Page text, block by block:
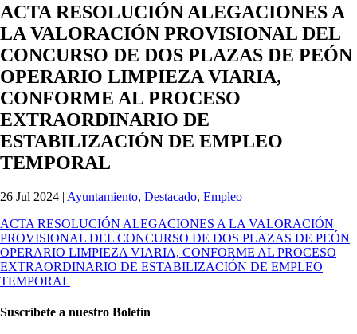
ACTA RESOLUCIÓN ALEGACIONES A
LA VALORACIÓN PROVISIONAL DEL
CONCURSO DE DOS PLAZAS DE PEÓN
OPERARIO LIMPIEZA VIARIA,
CONFORME AL PROCESO
EXTRAORDINARIO DE
ESTABILIZACIÓN DE EMPLEO
TEMPORAL
26 Jul 2024 | Ayuntamiento, Destacado, Empleo
ACTA RESOLUCIÓN ALEGACIONES A LA VALORACIÓN
PROVISIONAL DEL CONCURSO DE DOS PLAZAS DE PEÓN
OPERARIO LIMPIEZA VIARIA, CONFORME AL PROCESO
EXTRAORDINARIO DE ESTABILIZACIÓN DE EMPLEO
TEMPORAL
Suscríbete a nuestro Boletín